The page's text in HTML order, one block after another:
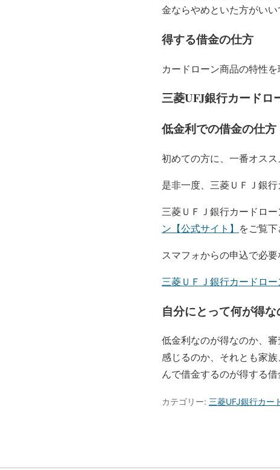
金ならやめといた方がいい
得する借金の仕方
カードローン商品の特性
三菱UFJ銀行カードロ
低金利での借金の仕
初めての方に、一番オスス
是非一度、三菱ＵＦＪ銀
三菱ＵＦＪ銀行カードロ
ン【公式サイト】 をご覧下
スマフォからの申込で必
三菱ＵＦＪ銀行カードロー
自分にとって何が得
低金利なのが得なのか、
感じるのか、それとも家
んで借金するのが得する借
カテゴリー: 三菱UFJ銀行カー